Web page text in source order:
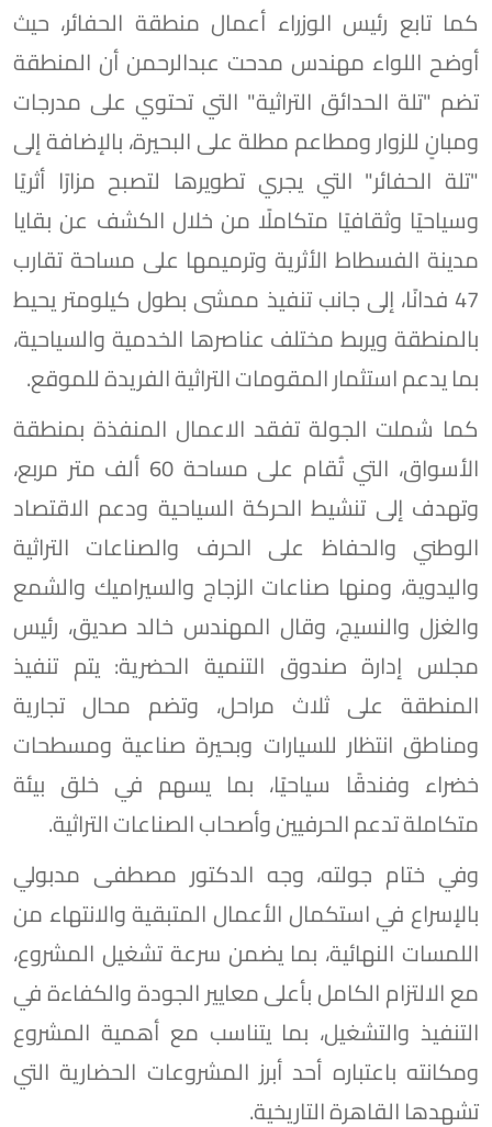
كما تابع رئيس الوزراء أعمال منطقة الحفائر، حيث
أوضح اللواء مهندس مدحت عبدالرحمن أن المنطقة
تضم "تلة الحدائق التراثية" التي تحتوي على مدرجات
ومبانٍ للزوار ومطاعم مطلة على البحيرة، بالإضافة إلى
"تلة الحفائر" التي يجري تطويرها لتصبح مزارًا أثريًا
وسياحيًا وثقافيًا متكاملًا من خلال الكشف عن بقايا
مدينة الفسطاط الأثرية وترميمها على مساحة تقارب
47 فدانًا، إلى جانب تنفيذ ممشى بطول كيلومتر يحيط
بالمنطقة ويربط مختلف عناصرها الخدمية والسياحية،
بما يدعم استثمار المقومات التراثية الفريدة للموقع.
كما شملت الجولة تفقد الاعمال المنفذة بمنطقة
الأسواق، التي تُقام على مساحة 60 ألف متر مربع،
وتهدف إلى تنشيط الحركة السياحية ودعم الاقتصاد
الوطني والحفاظ على الحرف والصناعات التراثية
واليدوية، ومنها صناعات الزجاج والسيراميك والشمع
والغزل والنسيج، وقال المهندس خالد صديق، رئيس
مجلس إدارة صندوق التنمية الحضرية: يتم تنفيذ
المنطقة على ثلاث مراحل، وتضم محال تجارية
ومناطق انتظار للسيارات وبحيرة صناعية ومسطحات
خضراء وفندقًا سياحيًا، بما يسهم في خلق بيئة
متكاملة تدعم الحرفيين وأصحاب الصناعات التراثية.
وفي ختام جولته، وجه الدكتور مصطفى مدبولي
بالإسراع في استكمال الأعمال المتبقية والانتهاء من
اللمسات النهائية، بما يضمن سرعة تشغيل المشروع،
مع الالتزام الكامل بأعلى معايير الجودة والكفاءة في
التنفيذ والتشغيل، بما يتناسب مع أهمية المشروع
ومكانته باعتباره أحد أبرز المشروعات الحضارية التي
تشهدها القاهرة التاريخية.